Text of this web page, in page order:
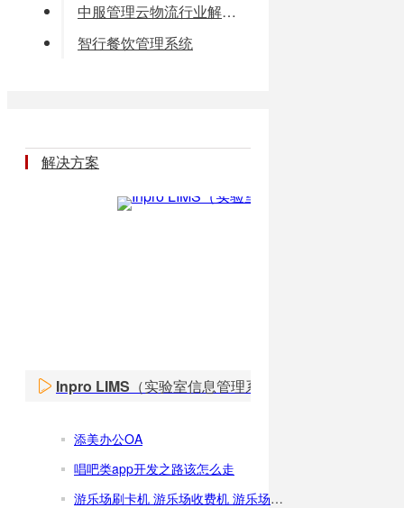
中服管理云物流行业解决方案
智行餐饮管理系统
解决方案
Inpro LIMS（实验室信息管理系统）
添美办公OA
唱吧类app开发之路该怎么走
游乐场刷卡机 游乐场收费机 游乐场刷卡机报价 游乐场刷卡机厂家